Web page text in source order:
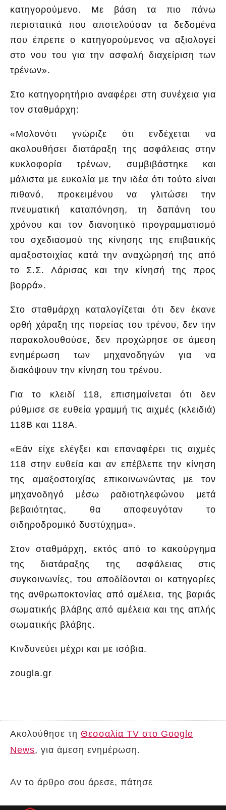
κατηγορούμενο. Με βάση τα πιο πάνω
περιστατικά που αποτελούσαν τα δεδομένα
που έπρεπε ο κατηγορούμενος να αξιολογεί
στο νου του για την ασφαλή διαχείριση των
τρένων».
Στο κατηγορητήριο αναφέρει στη συνέχεια για
τον σταθμάρχη:
«Μολονότι γνώριζε ότι ενδέχεται να
ακολουθήσει διατάραξη της ασφάλειας στην
κυκλοφορία τρένων, συμβιβάστηκε και
μάλιστα με ευκολία με την ιδέα ότι τούτο είναι
πιθανό, προκειμένου να γλιτώσει την
πνευματική καταπόνηση, τη δαπάνη του
χρόνου και τον διανοητικό προγραμματισμό
του σχεδιασμού της κίνησης της επιβατικής
αμαξοστοιχίας κατά την αναχώρησή της από
το Σ.Σ. Λάρισας και την κίνησή της προς
βορρά».
Στο σταθμάρχη καταλογίζεται ότι δεν έκανε
ορθή χάραξη της πορείας του τρένου, δεν την
παρακολουθούσε, δεν προχώρησε σε άμεση
ενημέρωση των μηχανοδηγών για να
διακόψουν την κίνηση του τρένου.
Για το κλειδί 118, επισημαίνεται ότι δεν
ρύθμισε σε ευθεία γραμμή τις αιχμές (κλειδιά)
118B και 118Α.
«Εάν είχε ελέγξει και επαναφέρει τις αιχμές
118 στην ευθεία και αν επέβλεπε την κίνηση
της αμαξοστοιχίας επικοινωνώντας με τον
μηχανοδηγό μέσω ραδιοτηλεφώνου μετά
βεβαιότητας, θα αποφευγόταν το
σιδηροδρομικό δυστύχημα».
Στον σταθμάρχη, εκτός από το κακούργημα
της διατάραξης της ασφάλειας στις
συγκοινωνίες, του αποδίδονται οι κατηγορίες
της ανθρωποκτονίας από αμέλεια, της βαριάς
σωματικής βλάβης από αμέλεια και της απλής
σωματικής βλάβης.
Κινδυνεύει μέχρι και με ισόβια.
zougla.gr
Ακολούθησε τη Θεσσαλία TV στο Google
News, για άμεση ενημέρωση.
Αν το άρθρο σου άρεσε, πάτησε